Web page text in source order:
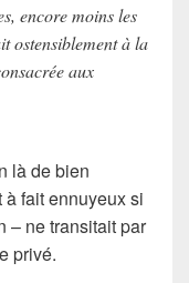
encore moins les
ostensiblement à la
aux
là de bien
fait ennuyeux si
– ne transitait par
privé.